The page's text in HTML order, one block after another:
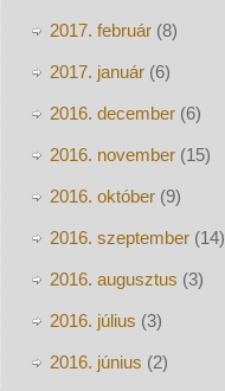
2017. február(8)
2017. január(6)
2016. december(6)
2016. november(15)
2016. október(9)
2016. szeptember(14)
2016. augusztus (3)
2016. július (3)
2016. június (2)